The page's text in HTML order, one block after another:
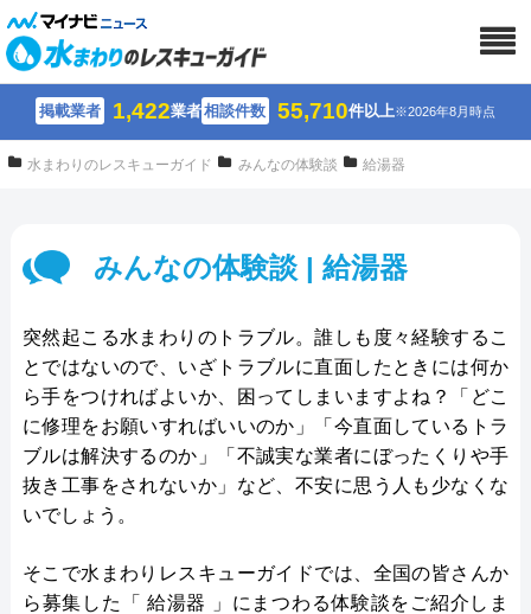
掲載業者 1,422業者相談件数 55,710件以上※2026年8月時点
水まわりのレスキューガイド みんなの体験談 給湯器
みんなの体験談 | 給湯器
突然起こる水まわりのトラブル。誰しも度々経験するこ
とではないので、いざトラブルに直面したときには何か
ら手をつければよいか、困ってしまいますよね？「どこ
に修理をお願いすればいいのか」「今直面しているトラ
ブルは解決するのか」「不誠実な業者にぼったくりや手
抜き工事をされないか」など、不安に思う人も少なくな
いでしょう。
そこで水まわりレスキューガイドでは、全国の皆さんか
ら募集した「 給湯器 」にまつわる体験談をご紹介しま